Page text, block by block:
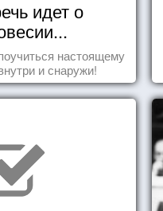
идет о
настоящему
и снаружи!